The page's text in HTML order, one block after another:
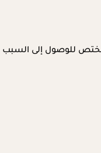
مختص للوصول إلى السبب